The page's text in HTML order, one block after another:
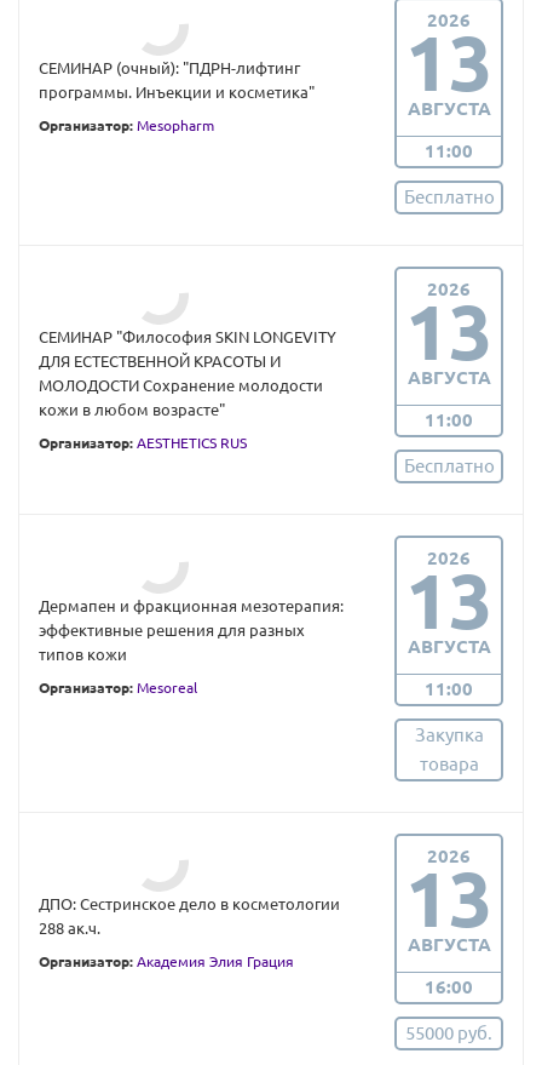
СЕМИНАР (очный): "ПДРН-лифтинг
программы. Инъекции и косметика"
Организатор: Mesopharm
2026
13
АВГУСТА
11:00
Бесплатно
СЕМИНАР "Философия SKIN LONGEVITY
ДЛЯ ЕСТЕСТВЕННОЙ КРАСОТЫ И
МОЛОДОСТИ Сохранение молодости
кожи в любом возрасте"
Организатор: AESTHETICS RUS
2026
13
АВГУСТА
11:00
Бесплатно
Дермапен и фракционная мезотерапия:
эффективные решения для разных
типов кожи
Организатор: Mesoreal
2026
13
АВГУСТА
11:00
Закупка
товара
ДПО: Сестринское дело в косметологии
288 ак.ч.
Организатор: Академия Элия Грация
2026
13
АВГУСТА
16:00
55000 руб.